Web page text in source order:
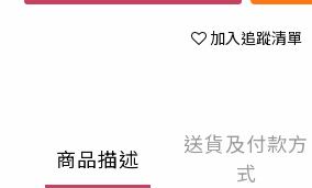
加入追蹤清單
商品描述
送貨及付款方
式